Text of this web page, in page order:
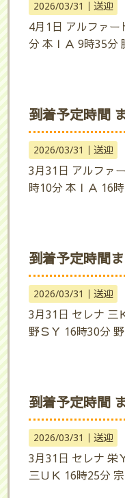
2026/03/31｜ 送迎
4月1日 アルファー
分 本ＩＡ 9時35分
到着予定時間
2026/03/31｜ 送迎
3月31日 アルファ
時10分 本ＩＡ 16
到着予定時間
2026/03/31｜ 送迎
3月31日 セレナ 三
野ＳＹ 16時30分
到着予定時間
2026/03/31｜ 送迎
3月31日 セレナ 栄
三ＵＫ 16時25分